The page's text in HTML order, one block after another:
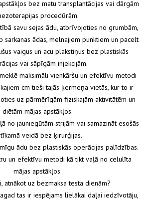
bez matu transplantācijas vai dārgām
procedūrām.
savu sejas ādu, atbrīvojoties no grumbām,
sarkanas ādas, melnajiem punktiem un pacelt
vaigus un acu plakstiņus bez plastiskās
vai sāpīgām injekcijām.
maksimāli vienkāršu un efektīvu metodi
cm tieši tajās ķermeņa vietās, kur to ir
uz pārmērīgām fiziskajām aktivitātēm un
diētām mājas apstākļos.
no jauniegūtām strijām vai samazināt esošās
veidā bez ķirurģijas.
ādu bez plastiskās operācijas palīdzības.
un efektīvu metodi kā tikt vaļā no celulīta
mājas apstākļos.
atnākot uz bezmaksa testa dienām?
tas ir iespējams lielākai daļai iedzīvotāju,